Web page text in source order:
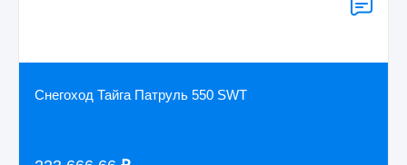
Снегоход Тайга Патруль 550 SWT